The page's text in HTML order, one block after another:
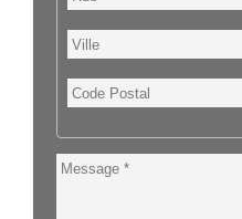
Ville
Code
Postal
Message